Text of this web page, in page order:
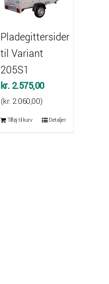
Pladegittersider
til Variant
205S1
kr.2.575,00
(kr. 2.060,00)
Tilføj til kurv Detaljer